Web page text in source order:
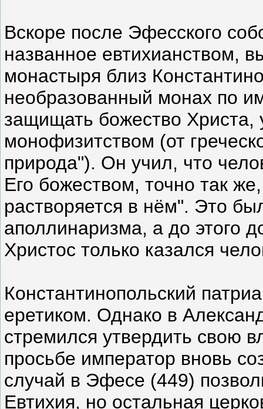
Вскоре после Эфесского
названное евтихианством,
монастыря близ
необразованный монах по
защищать божество Христа,
монофизитством (от
природа"). Он учил, что
Его божеством, точно так
растворяется в нём". Это
аполлинаризма, а до этого
Христос только казался
Константинопольский
еретиком. Однако в
стремился утвердить свою
просьбе император вновь
случай в Эфесе (449)
Евтихия, но остальная